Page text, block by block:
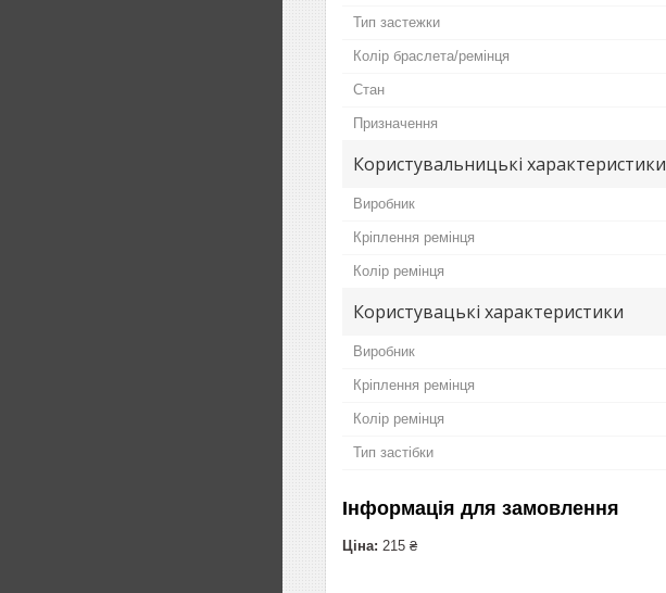
Тип застежки
Колір браслета/ремінця
Стан
Призначення
Користувальницькі характеристики
Виробник
Кріплення ремінця
Колір ремінця
Користувацькi характеристики
Виробник
Кріплення ремінця
Колір ремінця
Тип застібки
Інформація для замовлення
Ціна: 215 ₴